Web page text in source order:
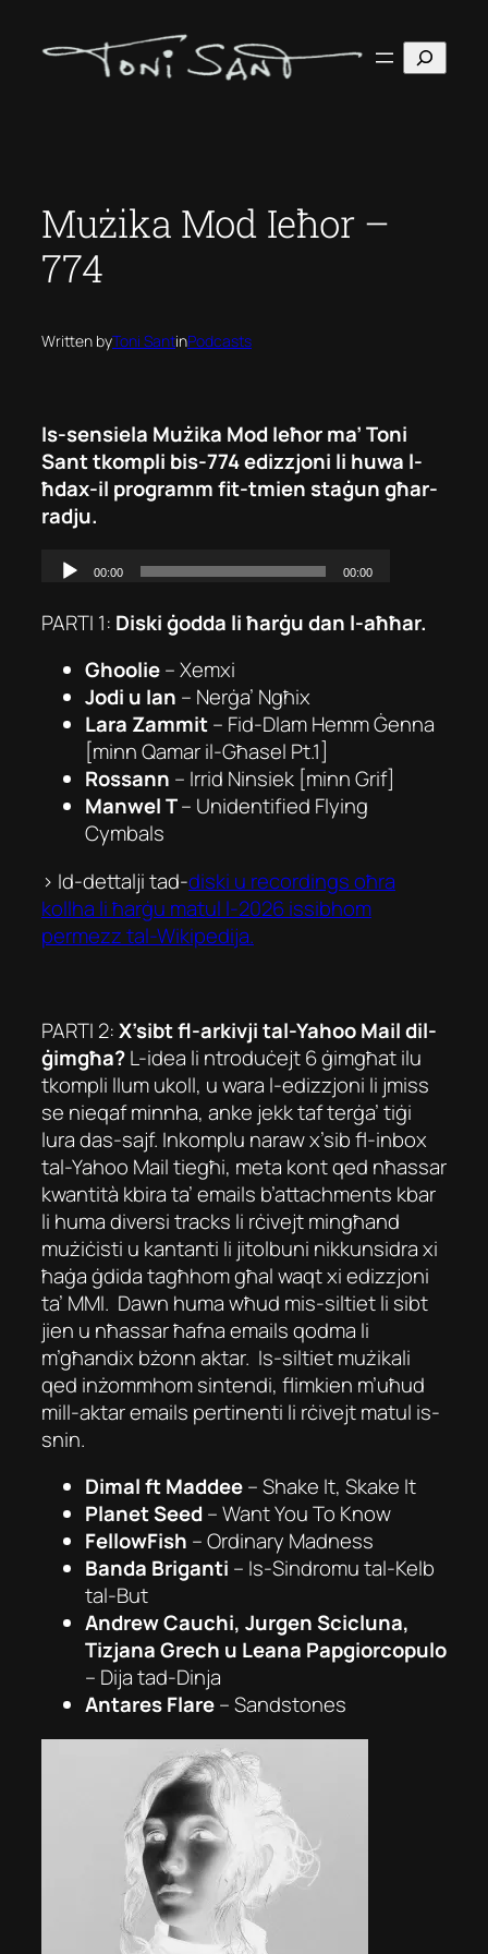
Search
Mużika Mod Ieħor –
774
Written byToni SantinPodcasts
Is-sensiela Mużika Mod Ieħor ma’ Toni
Sant tkompli bis-774 edizzjoni li huwa l-
ħdax-il programm fit-tmien staġun għar-
radju.
PARTI 1: Diski ġodda li ħarġu dan l-aħħar.
Ghoolie–Xemxi
Jodi u Ian – Nerġa’ Ngħix
Lara Zammit– Fid-Dlam Hemm Ġenna
[minn Qamar il-Għasel Pt.1]
Rossann – Irrid Ninsiek [minn Grif]
Manwel T– Unidentified Flying
Cymbals
> Id-dettalji tad-diski u recordings oħra
kollha li ħarġu matul l-2026 issibhom
permezz tal-Wikipedija.
PARTI 2:X’sibt fl-arkivji tal-Yahoo Mail dil-
ġimgħa?L-idea li ntroduċejt 6 ġimgħat ilu
tkompli llum ukoll, u wara l-edizzjoni li jmiss
se nieqaf minnha, anke jekk taf terġa’ tiġi
lura das-sajf. Inkomplu naraw x’sib fl-inbox
tal-Yahoo Mail tiegħi, meta kont qed nħassar
kwantità kbira ta’ emails b’attachments kbar
li huma diversi tracks li rċivejt mingħand
mużiċisti u kantanti li jitolbuni nikkunsidra xi
ħaġa ġdida tagħhom għal waqt xi edizzjoni
ta’ MMI. Dawn huma wħud mis-siltiet li sibt
jien u nħassar ħafna emails qodma li
m’għandix bżonn aktar. Is-siltiet mużikali
qed inżommhom sintendi, flimkien m’uħud
mill-aktar emails pertinenti li rċivejt matul is-
snin.
Dimal ft Maddee– Shake It, Skake It
Planet Seed–Want You To Know
FellowFish – Ordinary Madness
Banda Briganti – Is-Sindromu tal-Kelb
tal-But
Andrew Cauchi, Jurgen Scicluna,
Tizjana Grech u Leana Papgiorcopulo
– Dija tad-Dinja
Antares Flare–Sandstones